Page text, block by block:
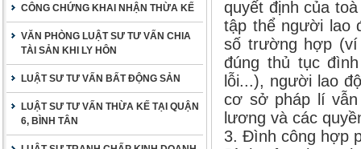
CÔNG CHỨNG KHAI NHẬN THỪA KẾ
VĂN PHÒNG LUẬT SƯ TƯ VẤN CHIA
TÀI SẢN KHI LY HÔN
LUẬT SƯ TƯ VẤN BẤT ĐỘNG SẢN
LUẬT SƯ TƯ VẤN THỪA KẾ TẠI QUẬN
6, BÌNH TÂN
quyết định của
tập thể người lao
số trường hợp (ví
đúng thủ tục
lỗi...), người lao
cơ sở pháp lí
lương và các
3. Đình công hợp